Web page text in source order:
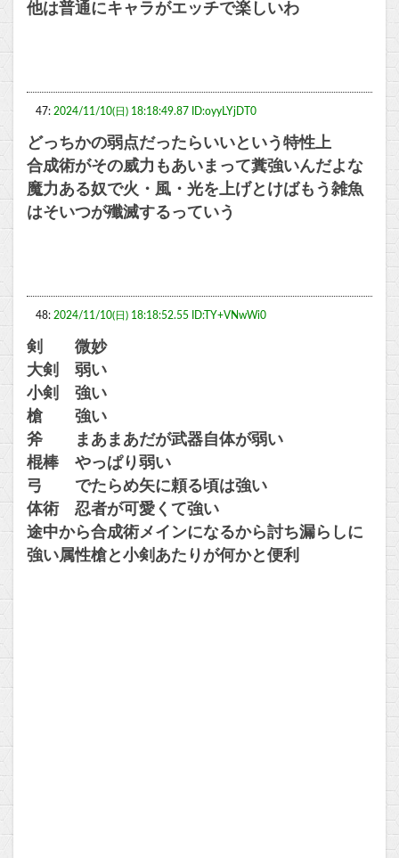
他は普通にキャラがエッチで楽しいわ
47: 2024/11/10(日) 18:18:49.87 ID:oyyLYjDT0
どっちかの弱点だったらいいという特性上
合成術がその威力もあいまって糞強いんだよな
魔力ある奴で火・風・光を上げとけばもう雑魚
はそいつが殲滅するっていう
48: 2024/11/10(日) 18:18:52.55 ID:TY+VNwWi0
剣 微妙
大剣 弱い
小剣 強い
槍 強い
斧 まあまあだが武器自体が弱い
棍棒 やっぱり弱い
弓 でたらめ矢に頼る頃は強い
体術 忍者が可愛くて強い
途中から合成術メインになるから討ち漏らしに
強い属性槍と小剣あたりが何かと便利